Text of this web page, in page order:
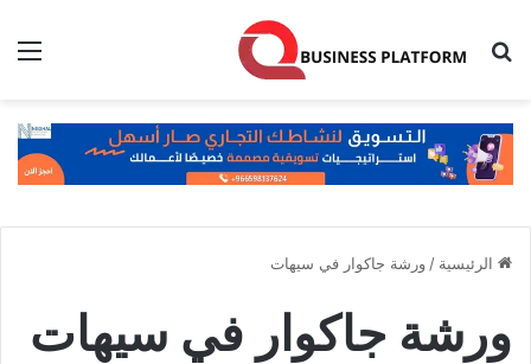
بحث عن
الرئيسية / ورشة جاكوار في سيهات
ورشة جاكوار في سيهات